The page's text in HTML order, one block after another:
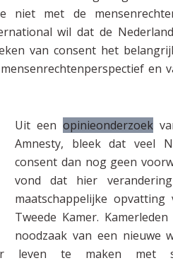
niet met de
wil dat de
van consent het
en
Uit een opinieonderzoek
Amnesty, bleek dat veel
consent dan nog geen
vond dat hier
maatschappelijke
Tweede Kamer.
noodzaak van een nieuwe
leven te maken met